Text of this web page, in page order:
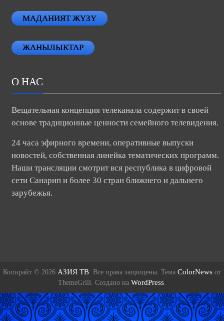
МАДАНИЯТ ЖҮЗҮ
ЖАНЫЛЫКТАР
О НАС
Вещательная концепция телеканала содержит в своей
основе традиционные ценности семейного телевидения.
24 часа эфирного времени, оперативные выпуски
новостей, собственная линейка тематических программ.
Наши трансляции смотрит вся республика в цифровой
сети Санарип и более 30 стран ближнего и дальнего
зарубежья.
Копирайт © 2026 АЗИЯ ТВ. Все права защищены. Тема ColorNews от
ThemeGrill. Создано на WordPress.